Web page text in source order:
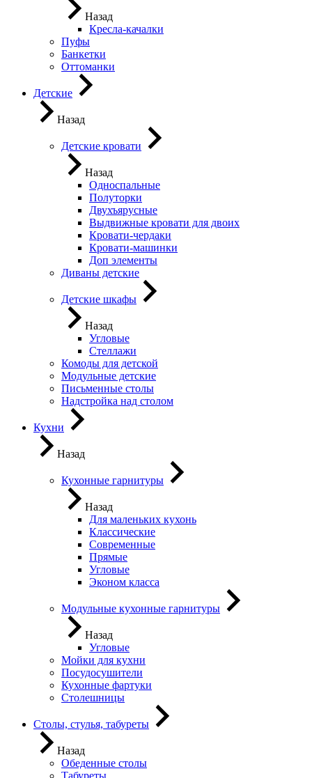
Назад
Кресла-качалки
Пуфы
Банкетки
Оттоманки
Детские
Назад
Детские кровати
Назад
Односпальные
Полуторки
Двухъярусные
Выдвижные кровати для двоих
Кровати-чердаки
Кровати-машинки
Доп элементы
Диваны детские
Детские шкафы
Назад
Угловые
Стеллажи
Комоды для детской
Модульные детские
Письменные столы
Надстройка над столом
Кухни
Назад
Кухонные гарнитуры
Назад
Для маленьких кухонь
Классические
Современные
Прямые
Угловые
Эконом класса
Модульные кухонные гарнитуры
Назад
Угловые
Мойки для кухни
Посудосушители
Кухонные фартуки
Столешницы
Столы, стулья, табуреты
Назад
Обеденные столы
Табуреты